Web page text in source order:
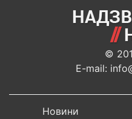
©
E-mail:
Новини